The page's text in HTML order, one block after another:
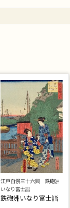
江戸自慢三十六興 鉄砲洲
いなり富士詣
鉄砲洲いなり富士詣